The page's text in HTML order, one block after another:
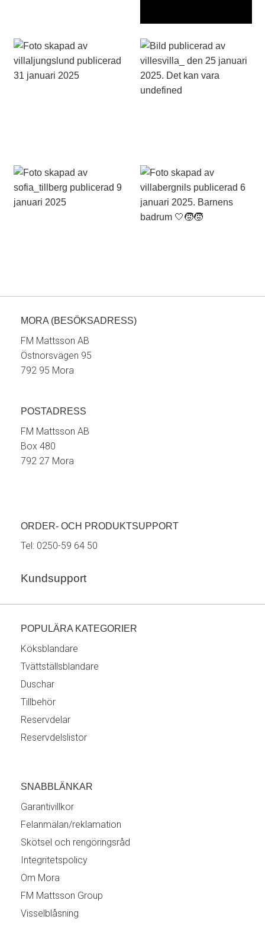
MORA (BESÖKSADRESS)
FM Mattsson AB
Östnorsvägen 95
792 95 Mora
POSTADRESS
FM Mattsson AB
Box 480
792 27 Mora
ORDER- OCH PRODUKTSUPPORT
Tel: 0250-59 64 50
Kundsupport
POPULÄRA KATEGORIER
Köksblandare
Tvättställsblandare
Duschar
Tillbehör
Reservdelar
Reservdelslistor
SNABBLÄNKAR
Garantivillkor
Felanmälan/reklamation
Skötsel och rengöringsråd
Integritetspolicy
Om Mora
FM Mattsson Group
Visselblåsning